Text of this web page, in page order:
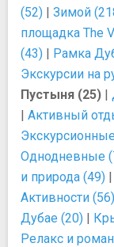
(52) | Зимой
площадка The
(43) | Рамка
Экскурсии на
Пустыня (25) |
| Активный
Однодневные
и природа (49) |
Активности (56)
Дубае (20) |
Релакс и